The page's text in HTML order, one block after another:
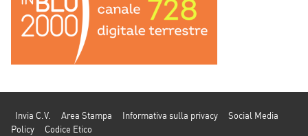
Invia C.V. Area Stampa Informativa sulla privacy
Social Media
Policy
Codice Etico